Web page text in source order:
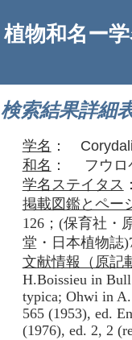
植物和名ー
検索結果詳細
学名 ：
和名 ： フウロ
学名ステイタス
掲載図鑑とペー
126；(保育社・
堂・日本植物誌
文献情報（原記
H.Boissieu in
typica; Ohwi in
565 (1953), ed.
(1976), ed. 2, 2